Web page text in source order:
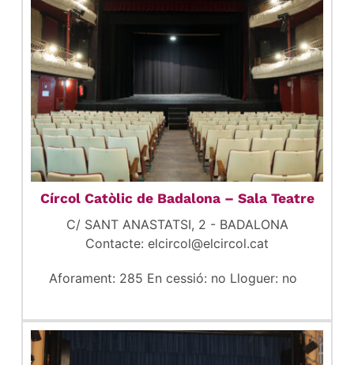
Círcol Catòlic de Badalona – Sala Teatre
C/ SANT ANASTATSI, 2 - BADALONA
Contacte: elcircol@elcircol.cat
Aforament: 285 En cessió: no Lloguer: no